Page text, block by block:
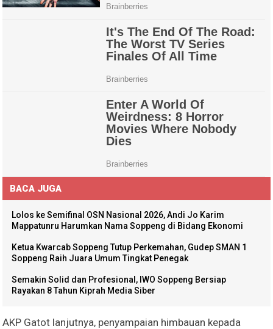
BACA JUGA
Lolos ke Semifinal OSN Nasional 2026, Andi Jo Karim
Mappatunru Harumkan Nama Soppeng di Bidang Ekonomi
Ketua Kwarcab Soppeng Tutup Perkemahan, Gudep SMAN 1
Soppeng Raih Juara Umum Tingkat Penegak
Semakin Solid dan Profesional, IWO Soppeng Bersiap
Rayakan 8 Tahun Kiprah Media Siber
AKP Gatot lanjutnya, penyampaian himbauan kepada